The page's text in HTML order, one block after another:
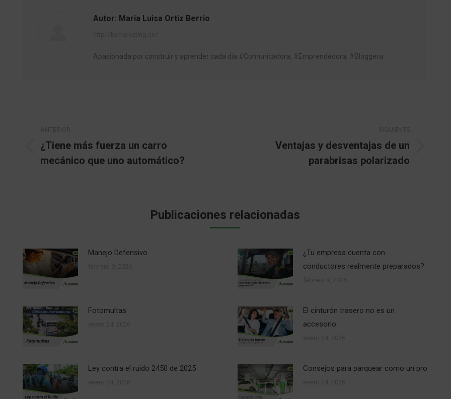
Autor: Maria Luisa Ortiz Berrio
Apasionada por construir y aprender cada día #Comunicadora, #Emprendedora, #Bloggera
entre
publicaciones
Publicación
anterior:
¿Tiene más fuerza un carro
mecánico que uno automático?
Ventajas y desventajas de un
parabrisas polarizado
Publicaciones relacionadas
Manejo Defensivo
¿Tu empresa cuenta con
conductores realmente preparados?
Fotomultas
El cinturón trasero no es un
accesorio
Ley contra el ruido 2450 de 2025 Consejos para parquear como un pro